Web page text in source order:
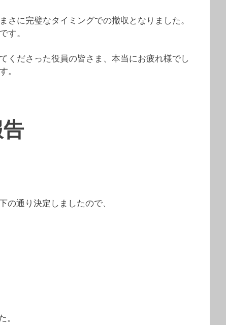
に完璧なタイミングでの撤収となりました。
す。
くださった役員の皆さま、本当にお疲れ様でし
。
通り決定しましたので、
。